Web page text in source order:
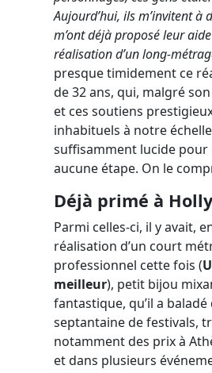
Aujourd’hui, ils m’invitent à
m’ont déjà proposé leur
réalisation d’un long-
presque timidement ce
de 32 ans, qui, malgré
et ces soutiens
inhabituels à notre
suffisamment lucide
aucune étape. On le
Déjà primé à
Parmi celles-ci, il y avait,
réalisation d’un court
professionnel cette fois (
meilleur), petit bijou
fantastique, qu’il a baladé
septantaine de festivals,
notamment des prix à
et dans plusieurs